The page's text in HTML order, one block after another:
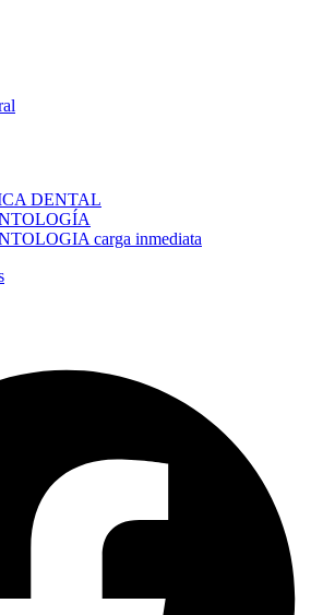
DENTAL
carga inmediata